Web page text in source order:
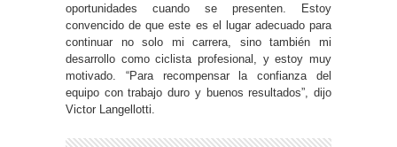
oportunidades cuando se presenten. Estoy
convencido de que este es el lugar adecuado para
continuar no solo mi carrera, sino también mi
desarrollo como ciclista profesional, y estoy muy
motivado. “Para recompensar la confianza del
equipo con trabajo duro y buenos resultados”, dijo
Victor Langellotti.